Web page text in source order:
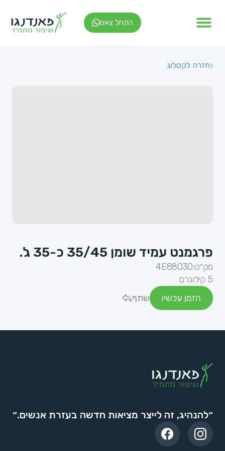
התחל צאט
חזרה לקטלוג
פרגמנט עמיד שומן 35/45 כ-35 ג'.
מק״ט:4E88030
5 קילוגרם
הזמן עכשיו
שתף
״להנהיג, זה לייצר מציאות חדשה בעזרת אנשים.״